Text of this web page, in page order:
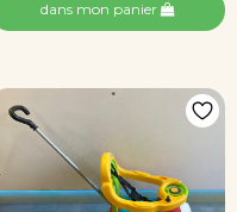
dans mon panier